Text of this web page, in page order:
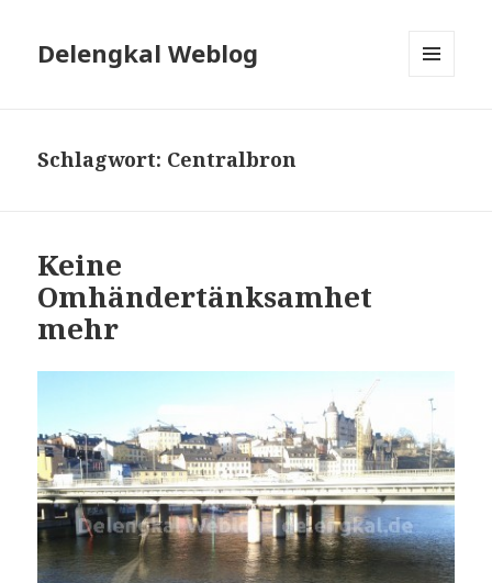
Delengkal Weblog
Schlagwort: Centralbron
Keine
Omhändertänksamhet
mehr